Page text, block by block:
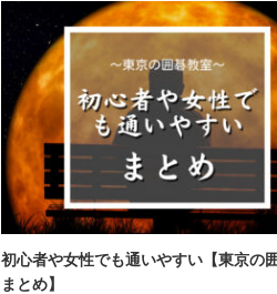
初心者や女性でも通いやすい【東京の
まとめ】